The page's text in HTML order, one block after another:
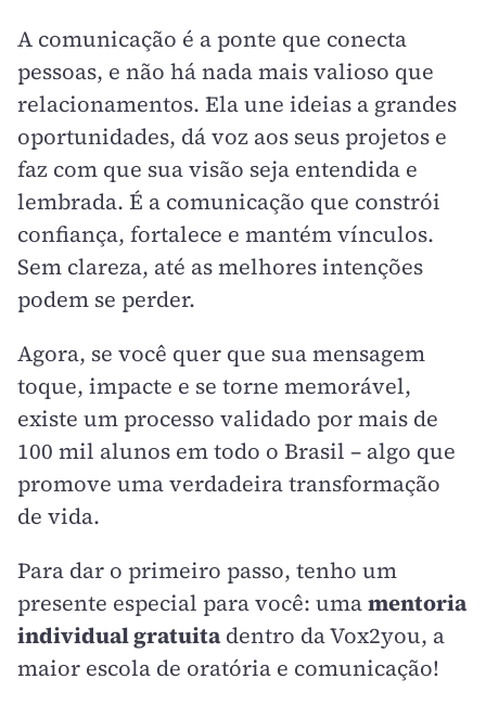
A comunicação é a ponte que conecta
pessoas, e não há nada mais valioso que
relacionamentos. Ela une ideias a grandes
oportunidades, dá voz aos seus projetos e
faz com que sua visão seja entendida e
lembrada. É a comunicação que constrói
confiança, fortalece e mantém vínculos.
Sem clareza, até as melhores intenções
podem se perder.
Agora, se você quer que sua mensagem
toque, impacte e se torne memorável,
existe um processo validado por mais de
100 mil alunos em todo o Brasil – algo que
promove uma verdadeira transformação
de vida.
Para dar o primeiro passo, tenho um
presente especial para você: umamentoria
individual gratuitadentro da Vox2you, a
maior escola de oratória e comunicação!